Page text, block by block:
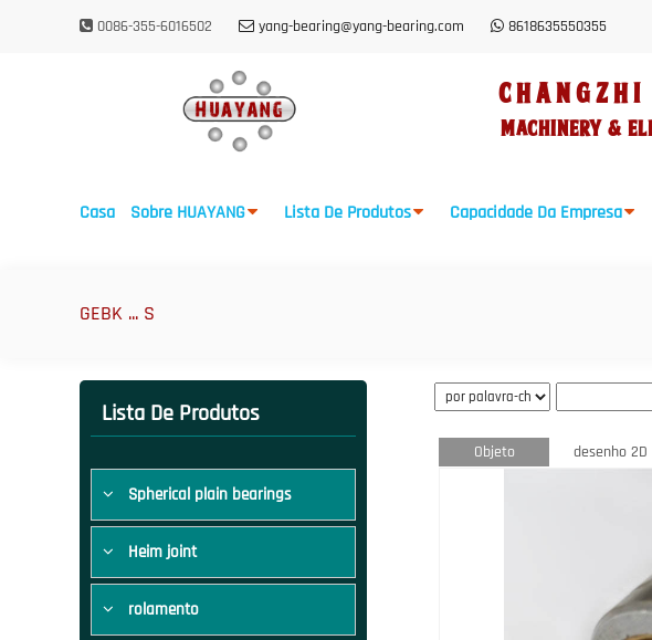
0086-355-6016502 yang-bearing@yang-bearing.com 8618635550355
Changzhi
Machinery &
Casa Sobre HUAYANG Lista De Produtos Capacidade Da Empresa
GEBK ... S
Lista De Produtos
Spherical plain bearings
Heim joint
rolamento
Objeto
desenho 2D